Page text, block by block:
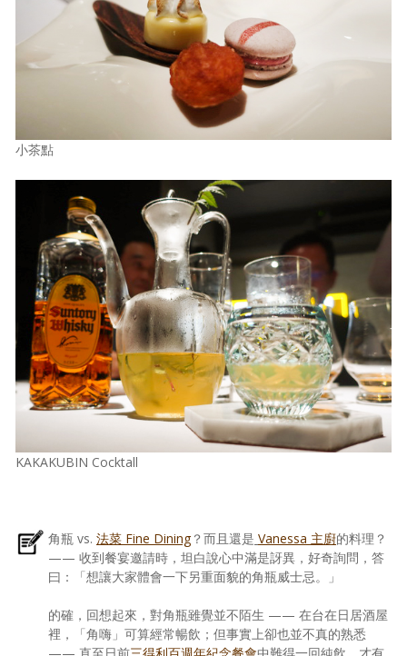
小茶點
KAKAKUBIN Cocktall
角瓶 vs. 法菜 Fine Dining？而且還是 Vanessa 主廚的料理？
—— 收到餐宴邀請時，坦白說心中滿是訝異，好奇詢問，答
曰：「想讓大家體會一下另重面貌的角瓶威士忌。」
的確，回想起來，對角瓶雖覺並不陌生 —— 在台在日居酒屋
裡，「角嗨」可算經常暢飲；但事實上卻也並不真的熟悉